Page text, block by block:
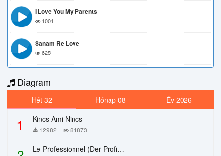
I Love You My Parents
1001
Sanam Re Love
825
Diagram
Hét 32 Hónap 08 Év 2026
1 Kincs Ami Nincs
12982 84873
Le-Professionnel (Der Profi) – Chi Mai